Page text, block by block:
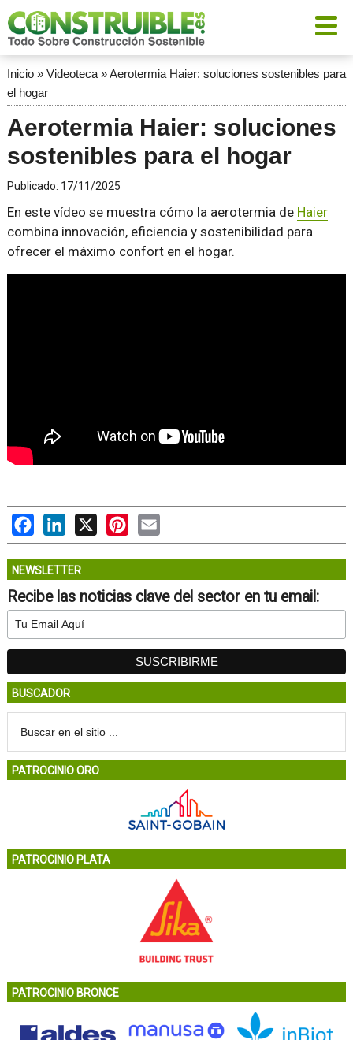
Inicio» Videoteca»Aerotermia Haier: soluciones sostenibles para
el hogar
Aerotermia Haier: soluciones
sostenibles para el hogar
Publicado: 17/11/2025
En este vídeo se muestra cómo la aerotermia de Haier
combina innovación, eficiencia y sostenibilidad para
ofrecer el máximo confort en el hogar.
FacebookLinkedIn
X PinterestEmail
NEWSLETTER
Recibe las noticias clave del sector en tu email:
BUSCADOR
PATROCINIO ORO
PATROCINIO PLATA
PATROCINIO BRONCE